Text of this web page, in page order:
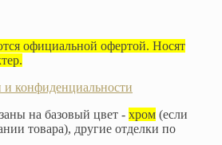
официальной офертой. Носят
и конфиденциальности
на базовый цвет - хром (если
товара), другие отделки по